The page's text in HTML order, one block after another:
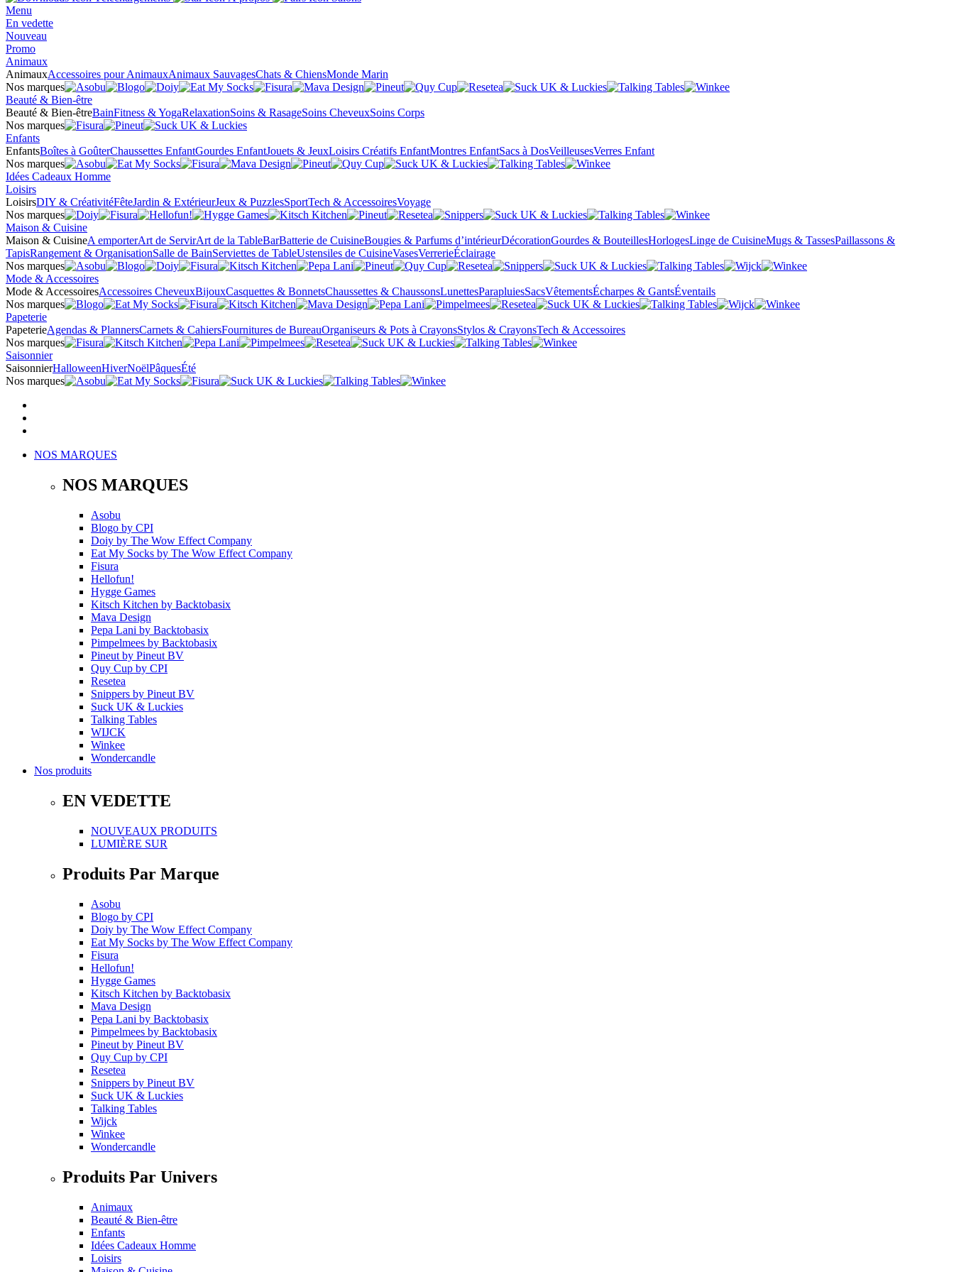
Menu
En vedette
Nouveau
Promo
Animaux
AnimauxAccessoires pour AnimauxAnimaux SauvagesChats & ChiensMonde Marin
Nos marques
Beauté & Bien-être
Beauté & Bien-êtreBainFitness & YogaRelaxationSoins & RasageSoins CheveuxSoins Corps
Nos marques
Enfants
EnfantsBoîtes à GoûterChaussettes EnfantGourdes EnfantJouets & JeuxLoisirs Créatifs EnfantMontres EnfantSacs à DosVeilleusesVerres Enfant
Nos marques
Idées Cadeaux Homme
Loisirs
LoisirsDIY & CréativitéFêteJardin & ExtérieurJeux & PuzzlesSportTech & AccessoiresVoyage
Nos marques
Maison & Cuisine
Maison & CuisineA emporterArt de ServirArt de la TableBarBatterie de CuisineBougies & Parfums d’intérieurDécorationGourdes & BouteillesHorlogesLinge de CuisineMugs & TassesPaillassons &
TapisRangement & OrganisationSalle de BainServiettes de TableUstensiles de CuisineVasesVerrerieÉclairage
Nos marques
Mode & Accessoires
Mode & AccessoiresAccessoires CheveuxBijouxCasquettes & BonnetsChaussettes & ChaussonsLunettesParapluiesSacsVêtementsÉcharpes & GantsÉventails
Nos marques
Papeterie
PapeterieAgendas & PlannersCarnets & CahiersFournitures de BureauOrganiseurs & Pots à CrayonsStylos & CrayonsTech & Accessoires
Nos marques
Saisonnier
SaisonnierHalloweenHiverNoëlPâquesÉté
Nos marques
NOS MARQUES
NOS MARQUES
Asobu
Blogo by CPI
Doiy by The Wow Effect Company
Eat My Socks by The Wow Effect Company
Fisura
Hellofun!
Hygge Games
Kitsch Kitchen by Backtobasix
Mava Design
Pepa Lani by Backtobasix
Pimpelmees by Backtobasix
Pineut by Pineut BV
Quy Cup by CPI
Resetea
Snippers by Pineut BV
Suck UK & Luckies
Talking Tables
WIJCK
Winkee
Wondercandle
Nos produits
EN VEDETTE
NOUVEAUX PRODUITS
LUMIÈRE SUR
Produits Par Marque
Asobu
Blogo by CPI
Doiy by The Wow Effect Company
Eat My Socks by The Wow Effect Company
Fisura
Hellofun!
Hygge Games
Kitsch Kitchen by Backtobasix
Mava Design
Pepa Lani by Backtobasix
Pimpelmees by Backtobasix
Pineut by Pineut BV
Quy Cup by CPI
Resetea
Snippers by Pineut BV
Suck UK & Luckies
Talking Tables
Wijck
Winkee
Wondercandle
Produits Par Univers
Animaux
Beauté & Bien-être
Enfants
Idées Cadeaux Homme
Loisirs